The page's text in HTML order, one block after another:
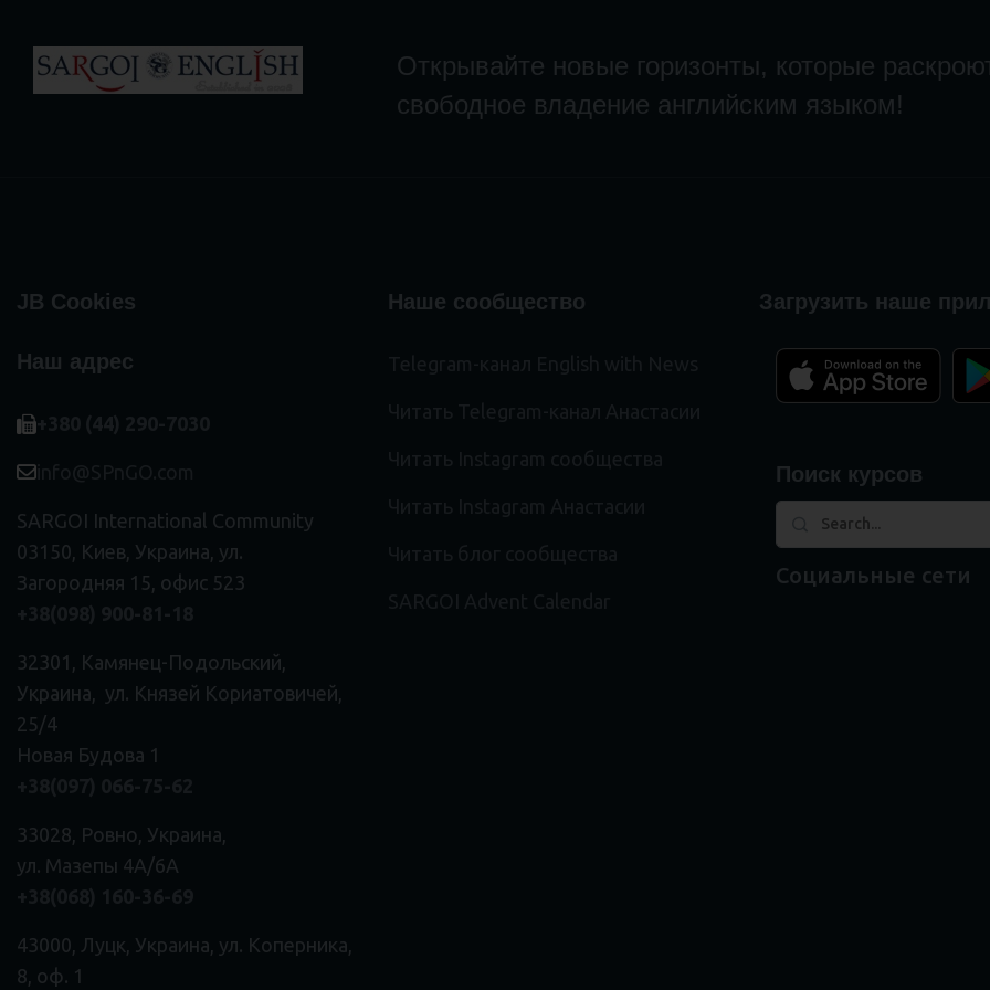
Открывайте новые горизонты, которые
свободное владение английским языком!
JB Cookies
Наш адрес
SARGOI International Community
03150, Киев, Украина, ул.
Загородняя 15, офис 523
32301, Камянец-Подольский,
Украина, ул. Князей Кориатовичей,
25/4
Новая Будова 1
33028, Ровно, Украина,
ул. Мазепы 4А/6А
43000, Луцк, Украина, ул. Коперника,
8, оф. 1
Наше сообщество Загрузить наше
Поиск курсов
Социальные сети